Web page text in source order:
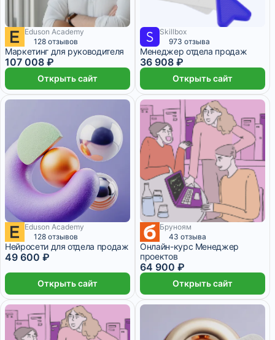
8 917 ₽/мес 9 месяцев
Eduson Academy
128 отзывов
Маркетинг для руководителя
107 008 ₽
Открыть сайт
3 076 ₽/мес 3 месяца
Skillbox
973 отзыва
Менеджер отдела продаж
36 908 ₽
Открыть сайт
4 133 ₽/мес 2 месяца
Eduson Academy
128 отзывов
Нейросети для отдела продаж
49 600 ₽
Открыть сайт
Бруноям
43 отзыва
Онлайн-курс Менеджер
проектов
64 900 ₽
Открыть сайт